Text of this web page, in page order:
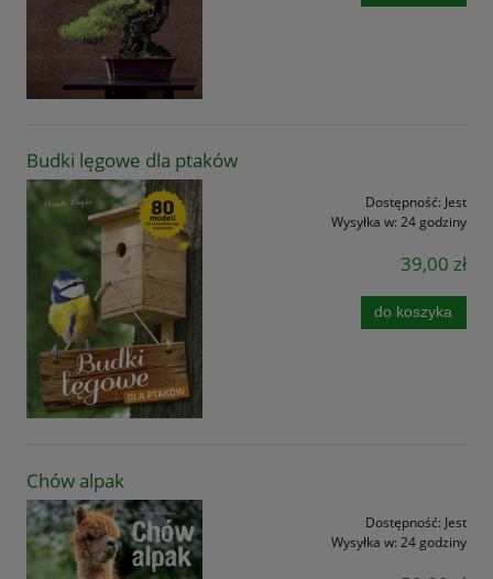
Budki lęgowe dla ptaków
Dostępność: Jest
Wysyłka w: 24 godziny
39,00 zł
do koszyka
Chów alpak
Dostępność: Jest
Wysyłka w: 24 godziny